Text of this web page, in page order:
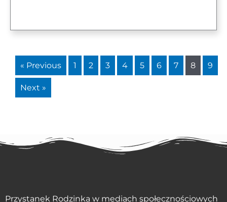
« Previous 1 2 3 4 5 6 7 8 9
Next »
Przystanek Rodzinka w mediach społecznościowych